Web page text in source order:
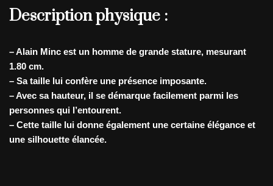
Description physique :
– Alain Minc est un homme de grande stature, mesurant
1.80 cm.
– Sa taille lui confère une présence imposante.
– Avec sa hauteur, il se démarque facilement parmi les
personnes qui l’entourent.
– Cette taille lui donne également une certaine élégance et
une silhouette élancée.